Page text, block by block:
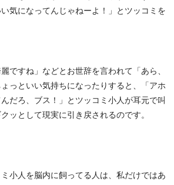
気になってんじゃねーよ！」とツッコミを
ですね」などとお世辞を言われて「あら、
っといい気持ちになったりすると、「アホ
だろ、ブス！」とツッコミ小人が耳元で叫
ッとして現実に引き戻されるのです。
小人を脳内に飼ってる人は、私だけではあ